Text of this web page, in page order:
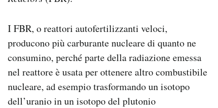
I FBR, o reattori autofertilizzanti veloci,
producono più carburante nucleare di quanto ne
consumino, perché parte della radiazione emessa
nel reattore è usata per ottenere altro combustibile
nucleare, ad esempio trasformando un isotopo
dell’uranio in un isotopo del plutonio